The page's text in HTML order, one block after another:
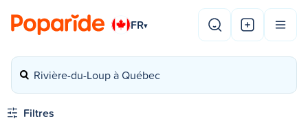
FR▾
Rivière-du-Loup à Québec
Filtres